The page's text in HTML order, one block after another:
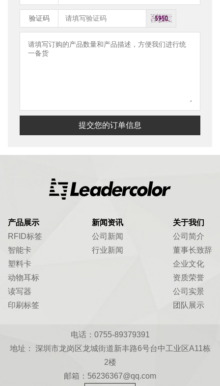
验证码
提交您的订单信息
产品展示
RFID标签
智能卡
塑料卡
动物耳标
读写器
印刷标签
新闻资讯
公司新闻
行业新闻
关于我们
公司简介
董事长致辞
企业文化
资质荣誉
公司实景
团队展示
电话：0755-89379391
地址： 深圳市龙岗区龙城街道新丰路6号台中工业区A11栋
2楼
邮箱：56236367@qq.com